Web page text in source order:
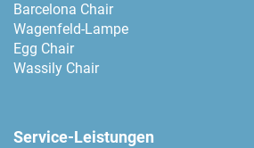
Barcelona Chair
Wagenfeld-Lampe
Egg Chair
Wassily Chair
Service-Leistungen